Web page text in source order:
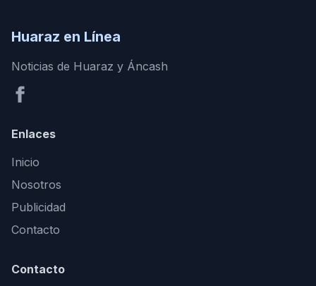
Huaraz en Línea
Noticias de Huaraz y Áncash
Enlaces
Inicio
Nosotros
Publicidad
Contacto
Contacto